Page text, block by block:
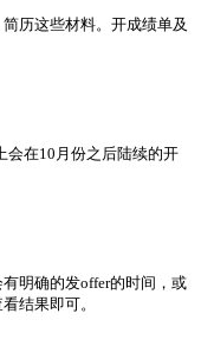
历这些材料。开成绩单及
在10月份之后陆续的开
明确的发offer的时间，或
结果即可。